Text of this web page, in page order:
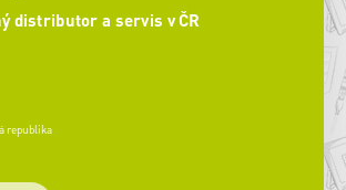
distributor a servis v ČR
republika